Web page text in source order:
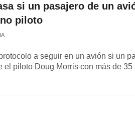
si un pasajero de un
piloto
a seguir en un avión si un
el piloto Doug Morris con más de